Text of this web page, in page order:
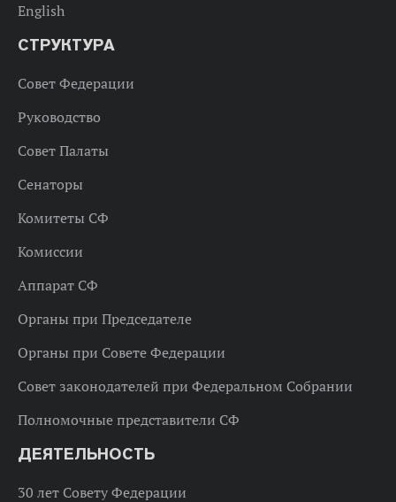
English
СТРУКТУРА
Совет Федерации
Руководство
Совет Палаты
Сенаторы
Комитеты СФ
Комиссии
Аппарат СФ
Органы при Председателе
Органы при Совете Федерации
Совет законодателей при Федеральном Собрании
Полномочные представители СФ
ДЕЯТЕЛЬНОСТЬ
30 лет Совету Федерации